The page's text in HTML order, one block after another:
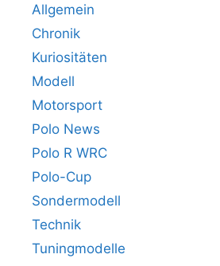
Allgemein
Chronik
Kuriositäten
Modell
Motorsport
Polo News
Polo R WRC
Polo-Cup
Sondermodell
Technik
Tuningmodelle